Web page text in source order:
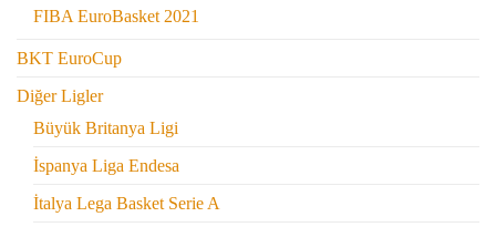
FIBA EuroBasket 2021
BKT EuroCup
Diğer Ligler
Büyük Britanya Ligi
İspanya Liga Endesa
İtalya Lega Basket Serie A